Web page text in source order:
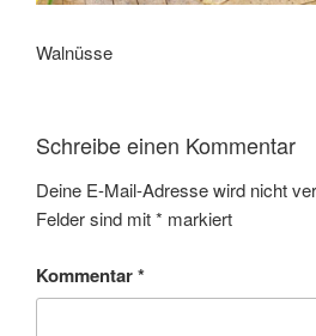
Walnüsse
Schreibe einen Kommentar
Deine E-Mail-Adresse wird nicht
Felder sind mit* markiert
Kommentar*